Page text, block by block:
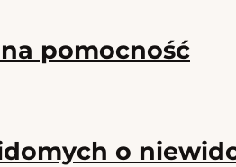
pomocność
o